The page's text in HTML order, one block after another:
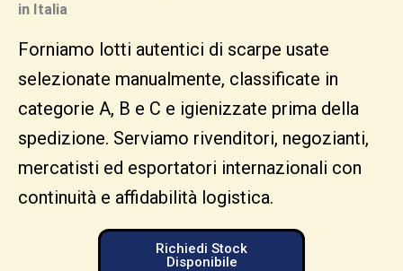
in Italia
Forniamo lotti autentici di scarpe usate
selezionate manualmente, classificate in
categorie A, B e C e igienizzate prima della
spedizione. Serviamo rivenditori, negozianti,
mercatisti ed esportatori internazionali con
continuità e affidabilità logistica.
Richiedi Stock
Disponibile